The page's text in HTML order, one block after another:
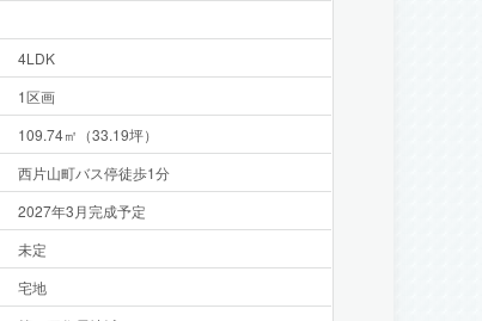
4LDK
1区画
109.74㎡（33.19坪）
西片山町バス停徒歩1分
2027年3月完成予定
未定
宅地